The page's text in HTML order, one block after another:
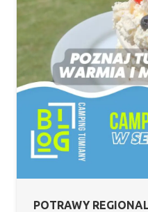
POTRAWY